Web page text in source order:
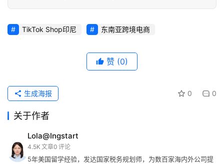
TikTok Shop印尼 东南亚跨境电商
赞 (0)
0 0
生成海报
关于作者
Lola@Ingstart
4.5K 文章0 评论
5年美国留学经验，发达国家税务规划师，为数百家海内外公司提